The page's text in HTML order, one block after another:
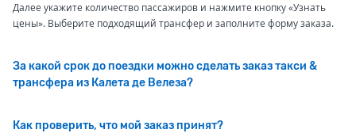
Далее укажите количество пассажиров и нажмите кнопку «Узнать
цены». Выберите подходящий трансфер и заполните форму заказа.
За какой срок до поездки можно сделать заказ такси &
трансфера из Калета де Велеза?
Как проверить, что мой заказ принят?